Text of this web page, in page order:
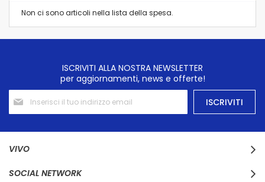
Non ci sono articoli nella lista della spesa.
ISCRIVITI ALLA NOSTRA NEWSLETTER
per aggiornamenti, news e offerte!
Iscriviti
alla
nostra
ISCRIVITI
VIVO
SOCIAL NETWORK